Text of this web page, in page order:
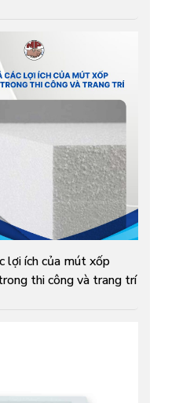
lợi ích của mút xốp
thi công và trang trí